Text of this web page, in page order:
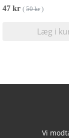
47 kr ( 50 kr)
Læg i
Vi